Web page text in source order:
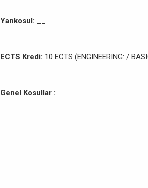
Yankosul:
ECTS Kredi: 10 ECTS (ENGINEERING: /
Genel Kosullar :